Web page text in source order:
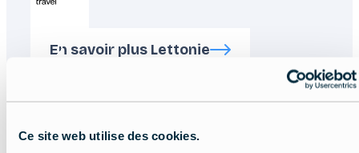
Ce site web utilise des cookies.
Investment and
Development Agency of
Latvia (LIAA)
En savoir plus Lettonie